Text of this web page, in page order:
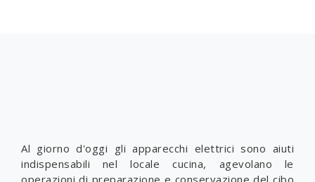
Al giorno d'oggi gli apparecchi elettrici sono aiuti
indispensabili nel locale cucina, agevolano le